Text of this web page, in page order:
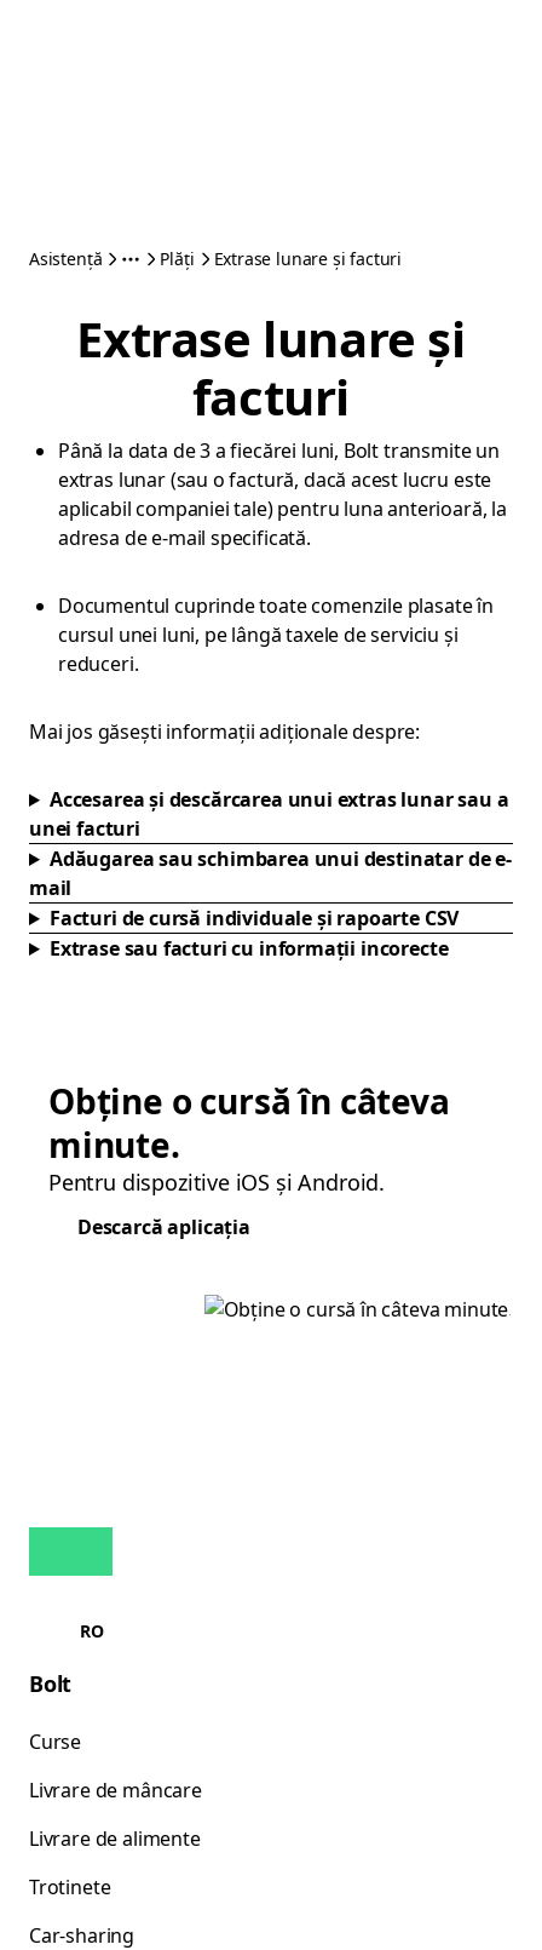
Asistență Plăți Extrase lunare și facturi
Extrase lunare și
facturi
Până la data de 3 a fiecărei luni, Bolt transmite un
extras lunar (sau o factură, dacă acest lucru este
aplicabil companiei tale) pentru luna anterioară, la
adresa de e-mail specificată.
Documentul cuprinde toate comenzile plasate în
cursul unei luni, pe lângă taxele de serviciu și
reduceri.
Mai jos găsești informații adiționale despre:
Accesarea și descărcarea unui extras lunar sau a
unei facturi
Adăugarea sau schimbarea unui destinatar de e-
mail
Facturi de cursă individuale și rapoarte CSV
Extrase sau facturi cu informații incorecte
Obține o cursă în câteva
minute.
Pentru dispozitive iOS și Android.
Descarcă aplicația
RO
Bolt
Curse
Livrare de mâncare
Livrare de alimente
Trotinete
Car-sharing